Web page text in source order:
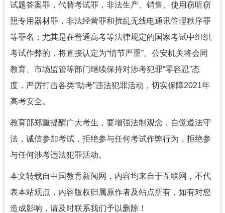
试题答案罪，代替考试罪，非法生产、销售、使用窃听窃
照专用器材罪，非法经营罪和扰乱无线电通讯管理秩序罪
等罪名；尤其是在普通高考等法律规定的国家考试中组织
考试作弊的，将直接认定为“情节严重”。公安机关将会同
教育、市场监管等部门继续保持对涉考犯罪“零容忍”态
度，严厉打击各类“助考”违法犯罪活动，切实保障2021年
高考安全。
教育部郑重提醒广大考生，要增强法制观念，自觉遵法守
法，诚信参加考试，拒绝参与任何考试作弊行为，拒绝参
与任何涉考违法犯罪活动。
本文转载自中国教育新闻网，内容均来自于互联网，不代
表本站观点，内容版权归属原作者及站点所有，如有对您
造成影响，请及时联系我们予以删除！